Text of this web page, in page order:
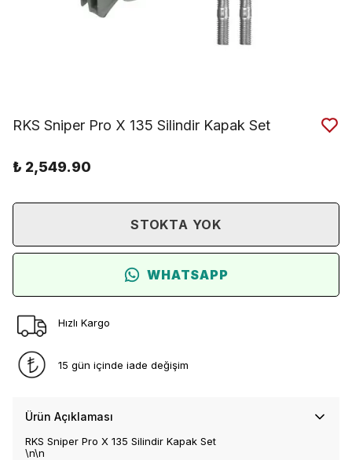
RKS Sniper Pro X 135 Silindir Kapak Set
₺ 2,549.90
STOKTA YOK
WHATSAPP
Hızlı Kargo
15 gün içinde iade değişim
Ürün Açıklaması
RKS Sniper Pro X 135 Silindir Kapak Set
\n\n